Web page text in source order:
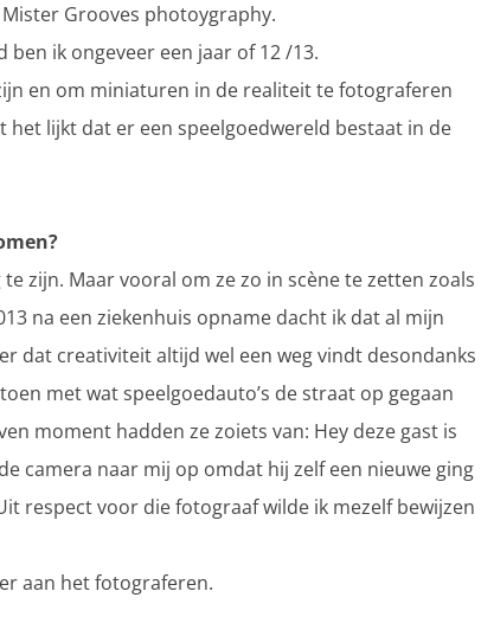
Grooves photoygraphy.
ik ongeveer een jaar of 12 /13.
en om miniaturen in de realiteit te fotograferen
lijkt dat er een speelgoedwereld bestaat in de
zijn. Maar vooral om ze zo in scène te zetten zoals
na een ziekenhuis opname dacht ik dat al mijn
dat creativiteit altijd wel een weg vindt desondanks
met wat speelgoedauto’s de straat op gegaan
moment hadden ze zoiets van: Hey deze gast is
camera naar mij op omdat hij zelf een nieuwe ging
respect voor die fotograaf wilde ik mezelf bewijzen
aan het fotograferen.